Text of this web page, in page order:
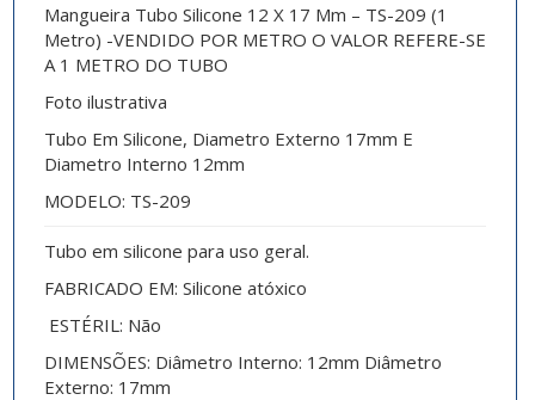
Mangueira Tubo Silicone 12 X 17 Mm – TS-209 (1
Metro) -VENDIDO POR METRO O VALOR REFERE-SE
A 1 METRO DO TUBO
Foto ilustrativa
Tubo Em Silicone, Diametro Externo 17mm E
Diametro Interno 12mm
MODELO: TS-209
Tubo em silicone para uso geral.
FABRICADO EM: Silicone atóxico
ESTÉRIL: Não
DIMENSÕES: Diâmetro Interno: 12mm Diâmetro
Externo: 17mm